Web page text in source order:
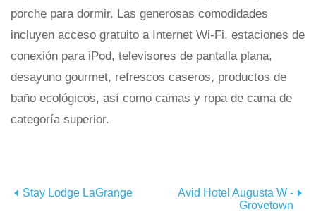
porche para dormir. Las generosas comodidades
incluyen acceso gratuito a Internet Wi-Fi, estaciones de
conexión para iPod, televisores de pantalla plana,
desayuno gourmet, refrescos caseros, productos de
baño ecológicos, así como camas y ropa de cama de
categoría superior.
Stay Lodge LaGrange
Avid Hotel Augusta W -
Grovetown